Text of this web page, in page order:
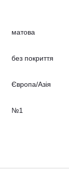
матова
без покриття
Європа/Азія
№1